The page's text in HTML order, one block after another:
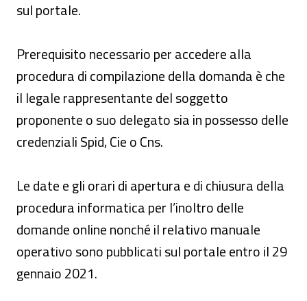
sul portale.
Prerequisito necessario per accedere alla
procedura di compilazione della domanda è che
il legale rappresentante del soggetto
proponente o suo delegato sia in possesso delle
credenziali Spid, Cie o Cns.
Le date e gli orari di apertura e di chiusura della
procedura informatica per l’inoltro delle
domande online nonché il relativo manuale
operativo sono pubblicati sul portale entro il 29
gennaio 2021.